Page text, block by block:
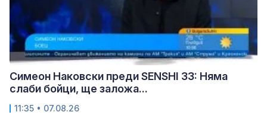
Симеон Наковски преди SENSHI 33: Няма
слаби бойци, ще заложа...
11:35 • 07.08.26